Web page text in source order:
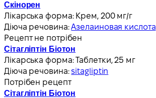
Скінорен
Лікарська форма: Крем, 200 мг/г
Діюча речовина:Азелаиновая кислота
Рецепт не потрібен
Сітагліптін Біотон
Лікарська форма:Таблетки, 25 мг
Діюча речовина:sitagliptin
Потрібен рецепт
Сітагліптін Біотон